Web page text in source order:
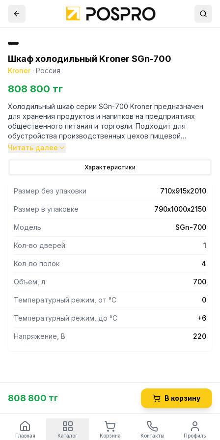
Шкаф холодильный Kroner SGn-700
Kroner· Россия
808 800 тг
Холодильный шкаф серии SGn-700 Kroner предназначен
для хранения продуктов и напитков на предприятиях
общественного питания и торговли. Подходит для
обустройства производственных цехов пищевой
промышленности, профессиональных кухонь, магазинов
Читать далее
Характеристики
Размер без упаковки 710х915х2010
Размер в упаковке 790х1000х2150
Модель SGn-700
Кол-во дверей 1
Кол-во полок 4
Объем, л 700
Температурный режим, от °С 0
Температурный режим, до °С +6
Напряжение, В 220
808 800 тг В корзину
Главная Каталог Корзина Контакты Профиль